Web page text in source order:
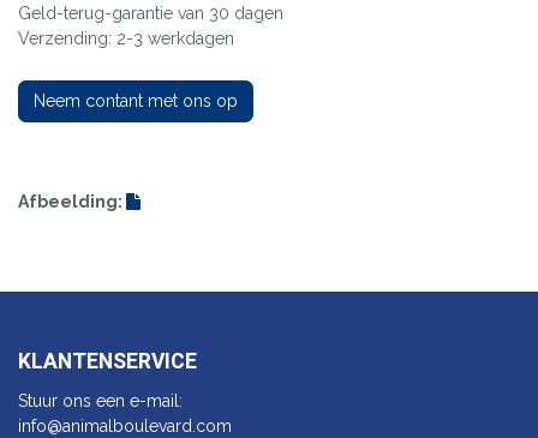
Geld-terug-garantie van 30 dagen
Verzending: 2-3 werkdagen
Neem contant met ons op
Afbeelding:
KLANTENSERVICE
Stuur ons een e-mail:
info@animalbo​ulevard.com